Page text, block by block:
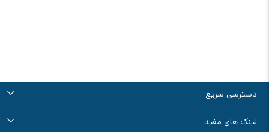
دسترسی سریع
راهنمای خرید
قوانین و مقررات
درباره ما
آرشیو اخبار و مقالات
تماس با ما
لینک های مفید